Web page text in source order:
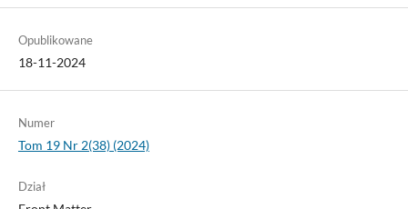
Opublikowane
18-11-2024
Numer
Tom 19 Nr 2(38) (2024)
Dział